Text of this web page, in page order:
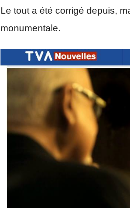
Le tout a été corrigé depuis,
monumentale.